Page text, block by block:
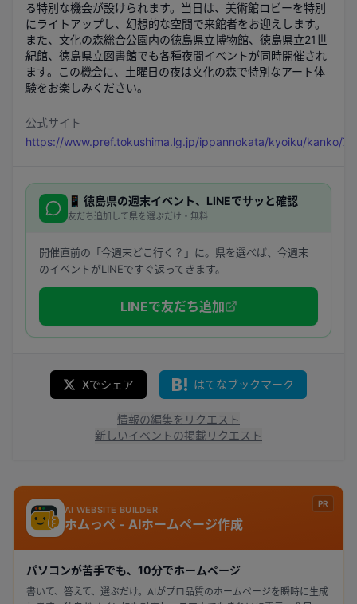
る特別な機会が設けられます。当日は、美術館ロビーを特別
にライトアップし、幻想的な空間で来館者をお迎えします。
また、文化の森総合公園内の徳島県立博物館、徳島県立21世
紀館、徳島県立図書館でも各種夜間イベントが同時開催され
ます。この機会に、土曜日の夜は文化の森で特別なアート体
験をお楽しみください。
公式サイト
https://www.pref.tokushima.lg.jp/ippannokata/kyoiku/kanko/
📱 徳島県の週末イベント、LINEでサッと確認
友だち追加して県を選ぶだけ・無料
開催直前の「今週末どこ行く？」に。県を選べば、今週末
のイベントがLINEですぐ返ってきます。
LINEで友だち追加
Xでシェア はてなブックマーク
情報の編集をリクエスト
新しいイベントの掲載リクエスト
PR
AI WEBSITE BUILDER
ホムっぺ - AIホームページ作成
パソコンが苦手でも、10分でホームページ
書いて、答えて、選ぶだけ。AIがプロ品質のホームページを瞬時に生成